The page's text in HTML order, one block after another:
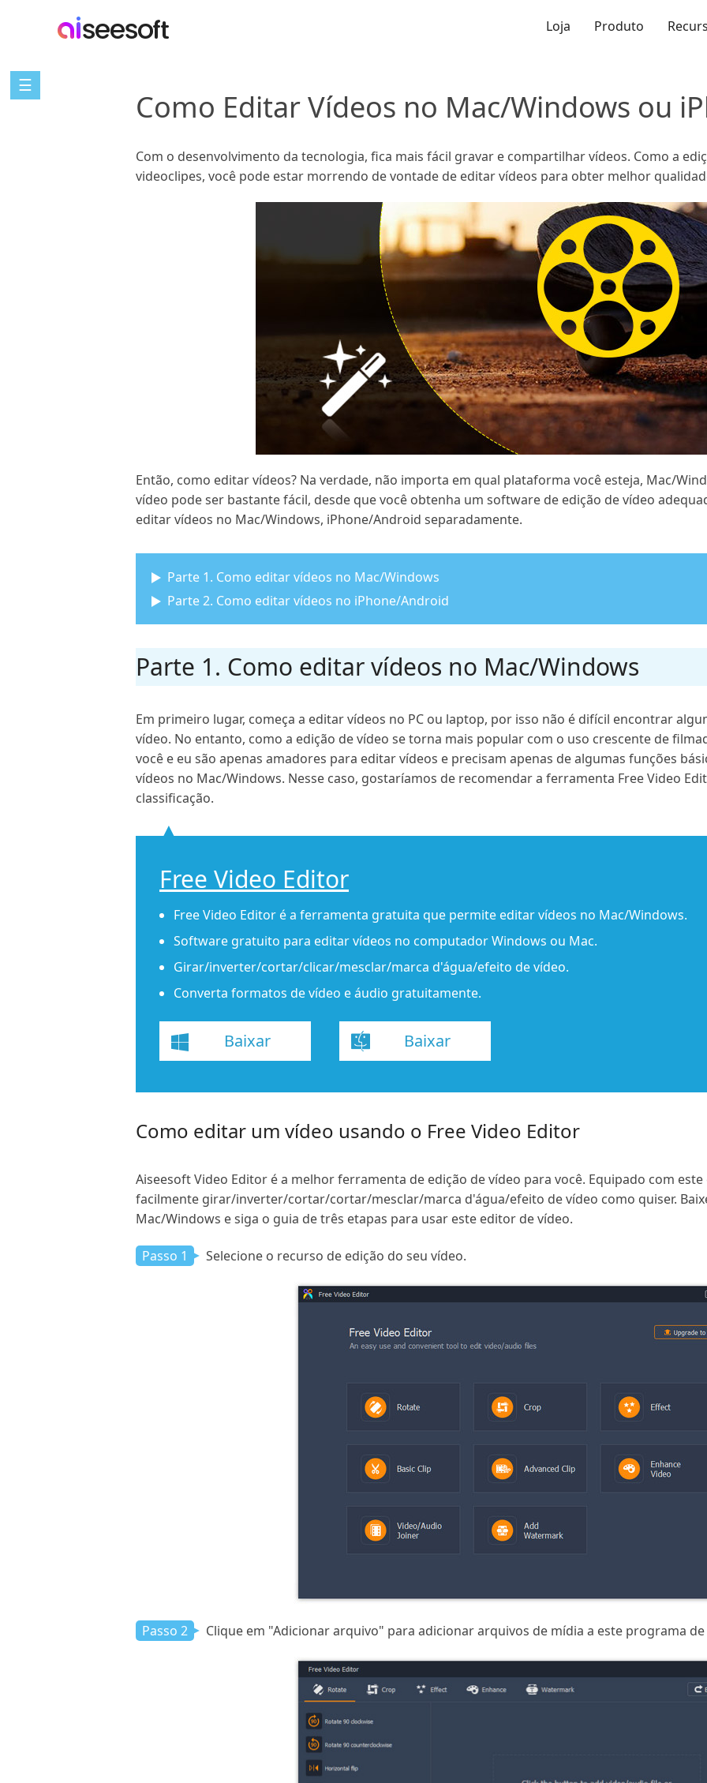
Loja Produto
☰
Como Editar Vídeos no Mac/Windows ou
Com o desenvolvimento da tecnologia, fica mais fácil gravar e compartilhar vídeos. Como a
videoclipes, você pode estar morrendo de vontade de editar vídeos para obter melhor
Então, como editar vídeos? Na verdade, não importa em qual plataforma você esteja, Mac/
vídeo pode ser bastante fácil, desde que você obtenha um software de edição de vídeo
editar vídeos no Mac/Windows, iPhone/Android separadamente.
Parte 1. Como editar vídeos no Mac/Windows
Parte 2. Como editar vídeos no iPhone/Android
Parte 1. Como editar vídeos no Mac/Windows
Em primeiro lugar, começa a editar vídeos no PC ou laptop, por isso não é difícil encontrar
vídeo. No entanto, como a edição de vídeo se torna mais popular com o uso crescente de
você e eu são apenas amadores para editar vídeos e precisam apenas de algumas funções
vídeos no Mac/Windows. Nesse caso, gostaríamos de recomendar a ferramenta Free Video
classificação.
Free Video Editor
Free Video Editor é a ferramenta gratuita que permite editar vídeos no Mac/Windows.
Software gratuito para editar vídeos no computador Windows ou Mac.
Girar/inverter/cortar/clicar/mesclar/marca d'água/efeito de vídeo.
Converta formatos de vídeo e áudio gratuitamente.
Baixar Baixar
Como editar um vídeo usando o Free Video Editor
Aiseesoft Video Editor é a melhor ferramenta de edição de vídeo para você. Equipado com
facilmente girar/inverter/cortar/cortar/mesclar/marca d'água/efeito de vídeo como quiser.
Mac/Windows e siga o guia de três etapas para usar este editor de vídeo.
Passo 1 Selecione o recurso de edição do seu vídeo.
Passo 2 Clique em "Adicionar arquivo" para adicionar arquivos de mídia a este programa